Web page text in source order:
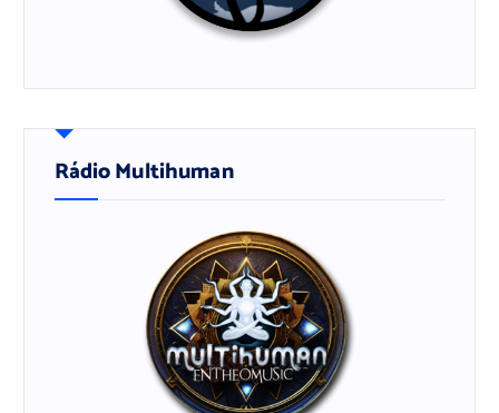
Rádio Multihuman